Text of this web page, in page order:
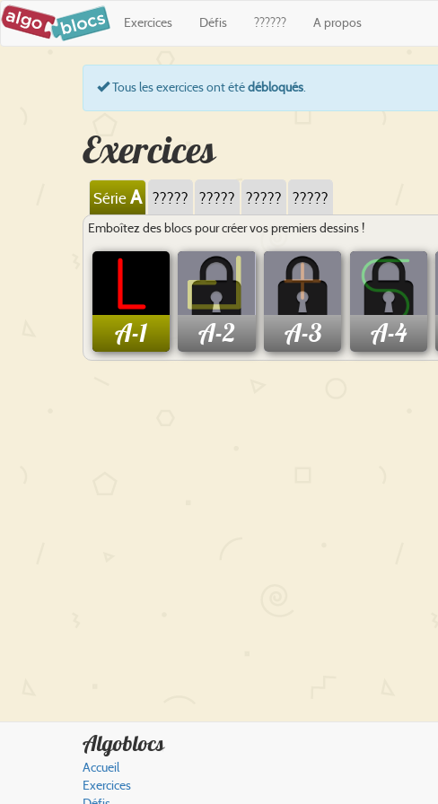
Exercices Défis ?????? A propos
Tous les exercices ont étédébloqués.
Exercices
SérieA ????? ????? ????? ?????
Emboîtez des blocs pour créer vos premiers dessins !
A-1 A-2 A-3 A-4
Algoblocs
Accueil
Exercices